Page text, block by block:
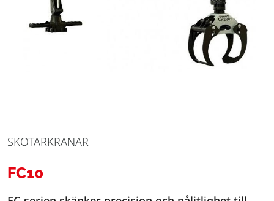
SKOTARKRANAR
FC10